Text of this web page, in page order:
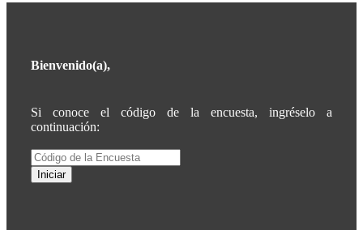
Bienvenido(a),
Si conoce el código de la encuesta, ingréselo a
continuación:
Iniciar